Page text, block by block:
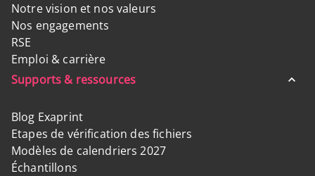
Notre vision et nos valeurs
Nos engagements
RSE
Emploi & carrière
Supports & ressources
Blog Exaprint
Etapes de vérification des fichiers
Modèles de calendriers 2027
Échantillons